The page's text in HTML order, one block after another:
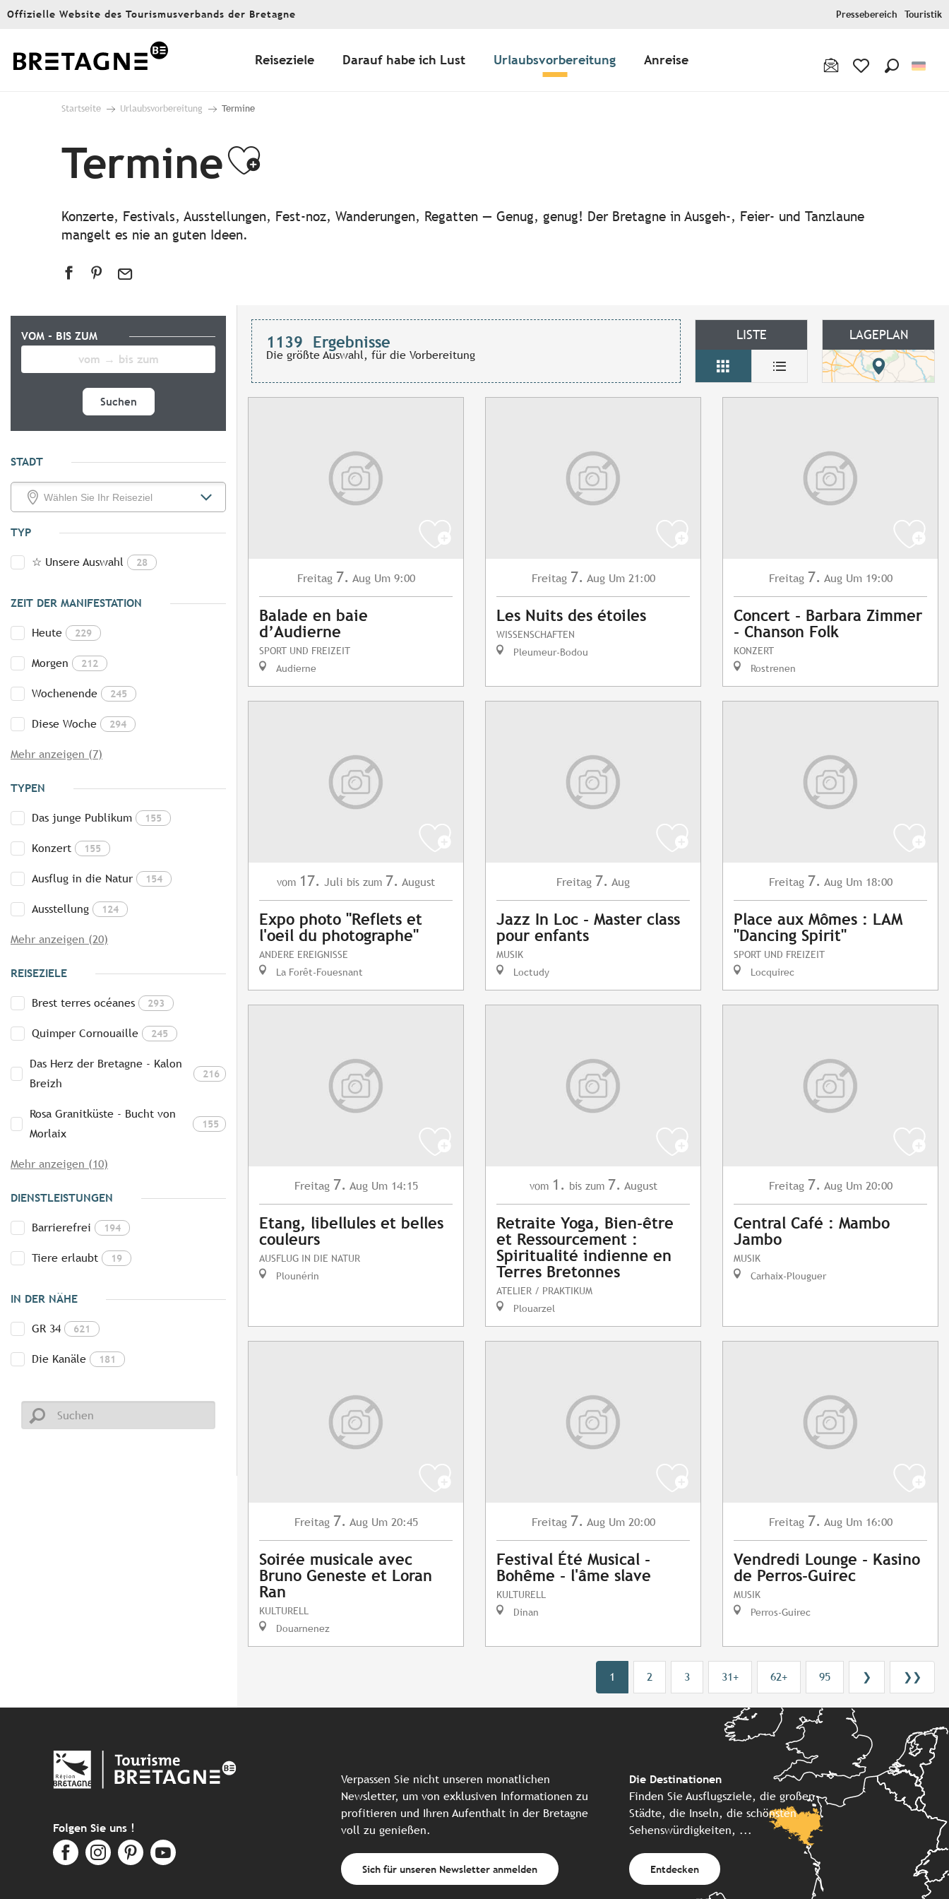
Aller
principal
Offizielle Website des Tourismusverbands der Bretagne Pressebereich Touristik
Reiseziele Darauf habe ich Lust Urlaubsvorbereitung Anreise
Startseite Urlaubsvorbereitung Termine
TermineAjouter aux favoris
Konzerte, Festivals, Ausstellungen, Fest-noz, Wanderungen, Regatten — Genug, genug! Der Bretagne in Ausgeh-, Feier- und Tanzlaune
mangelt es nie an guten Ideen.
VOM - BIS ZUM
Suchen
STADT
TYP
☆ Unsere Auswahl 28
ZEIT DER MANIFESTATION
Heute 229
Morgen 212
Wochenende 245
Diese Woche 294
Mehr anzeigen (7)
TYPEN
Das junge Publikum 155
Konzert 155
Ausflug in die Natur 154
Ausstellung 124
Mehr anzeigen (20)
REISEZIELE
Brest terres océanes 293
Quimper Cornouaille 245
Das Herz der Bretagne - Kalon
Breizh
216
Rosa Granitküste - Bucht von
Morlaix
155
Mehr anzeigen (10)
DIENSTLEISTUNGEN
Barrierefrei 194
Tiere erlaubt 19
IN DER NÄHE
GR 34 621
Die Kanäle 181
1139 Ergebnisse
Die größte Auswahl, für die Vorbereitung
LISTE LAGEPLAN
Freitag 7. Aug Um 9:00
Balade en baie
d’Audierne
SPORT UND FREIZEIT
Audierne
Freitag 7. Aug Um 21:00
Les Nuits des étoiles
WISSENSCHAFTEN
Pleumeur-Bodou
Freitag 7. Aug Um 19:00
Concert - Barbara Zimmer
- Chanson Folk
KONZERT
Rostrenen
vom 17. Juli bis zum 7. August
Expo photo "Reflets et
l'oeil du photographe"
ANDERE EREIGNISSE
La Forêt-Fouesnant
Freitag 7. Aug
Jazz In Loc - Master class
pour enfants
MUSIK
Loctudy
Freitag 7. Aug Um 18:00
Place aux Mômes : LAM
"Dancing Spirit"
SPORT UND FREIZEIT
Locquirec
Freitag 7. Aug Um 14:15
Etang, libellules et belles
couleurs
AUSFLUG IN DIE NATUR
Plounérin
vom 1. bis zum 7. August
Retraite Yoga, Bien-être
et Ressourcement :
Spiritualité indienne en
Terres Bretonnes
ATELIER / PRAKTIKUM
Plouarzel
Freitag 7. Aug Um 20:00
Central Café : Mambo
Jambo
MUSIK
Carhaix-Plouguer
Freitag 7. Aug Um 20:45
Soirée musicale avec
Bruno Geneste et Loran
Ran
KULTURELL
Douarnenez
Freitag 7. Aug Um 20:00
Festival Été Musical -
Bohême - l'âme slave
KULTURELL
Dinan
Freitag 7. Aug Um 16:00
Vendredi Lounge - Kasino
de Perros-Guirec
MUSIK
Perros-Guirec
1 2 3 31+ 62+ 95 ❯ ❯❯
Folgen Sie uns !
Verpassen Sie nicht unseren monatlichen
Newsletter, um von exklusiven Informationen zu
profitieren und Ihren Aufenthalt in der Bretagne
voll zu genießen.
Sich für unseren Newsletter anmelden
Die Destinationen
Finden Sie Ausflugsziele, die großen
Städte, die Inseln, die schönsten
Sehenswürdigkeiten, ...
Entdecken